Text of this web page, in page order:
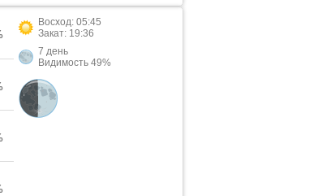
Восход: 05:45
Закат: 19:36
7 день
Видимость 49%